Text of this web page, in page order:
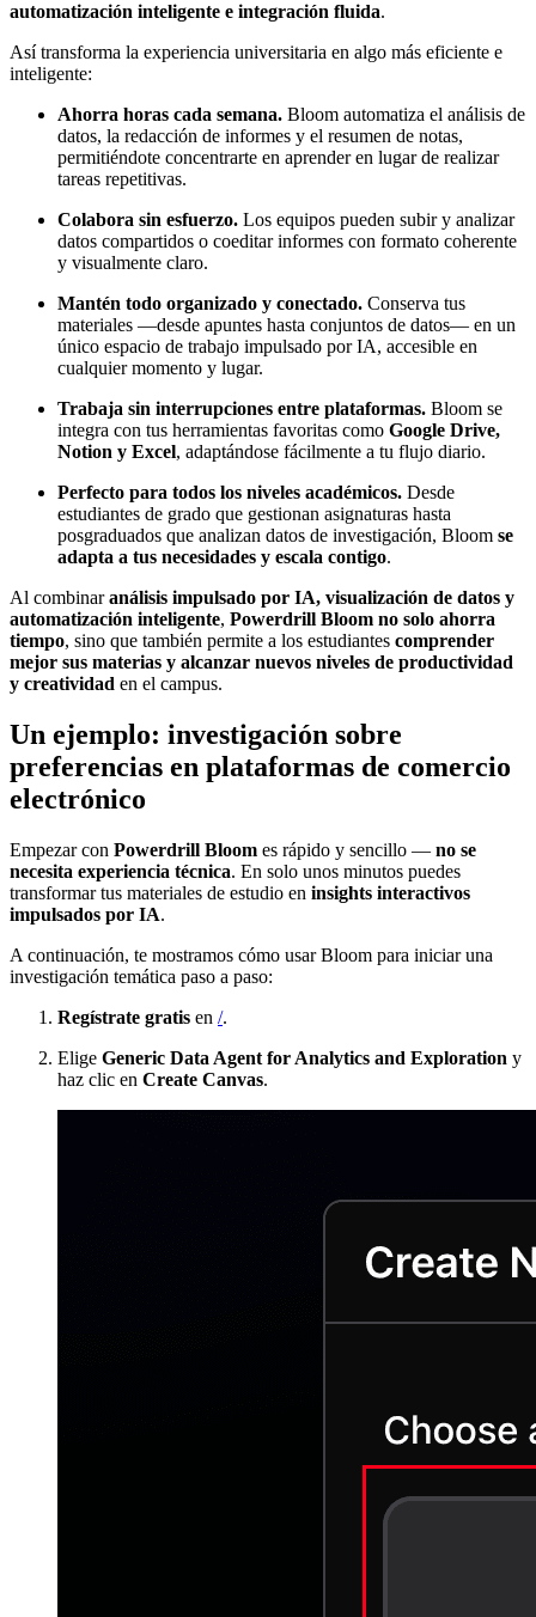
automatización inteligente e integración fluida.
Así transforma la experiencia universitaria en algo más eficiente e
inteligente:
Ahorra horas cada semana. Bloom automatiza el análisis de
datos, la redacción de informes y el resumen de notas,
permitiéndote concentrarte en aprender en lugar de realizar
tareas repetitivas.
Colabora sin esfuerzo. Los equipos pueden subir y analizar
datos compartidos o coeditar informes con formato coherente
y visualmente claro.
Mantén todo organizado y conectado. Conserva tus
materiales —desde apuntes hasta conjuntos de datos— en un
único espacio de trabajo impulsado por IA, accesible en
cualquier momento y lugar.
Trabaja sin interrupciones entre plataformas. Bloom se
integra con tus herramientas favoritas como Google Drive,
Notion y Excel, adaptándose fácilmente a tu flujo diario.
Perfecto para todos los niveles académicos. Desde
estudiantes de grado que gestionan asignaturas hasta
posgraduados que analizan datos de investigación, Bloom se
adapta a tus necesidades y escala contigo.
Al combinaranálisis impulsado por IA, visualización de datos y
automatización inteligente, Powerdrill Bloom no solo ahorra
tiempo, sino que también permite a los estudiantes comprender
mejor sus materias y alcanzar nuevos niveles de productividad
y creatividad en el campus.
Un ejemplo: investigación sobre
preferencias en plataformas de comercio
electrónico
Empezar con Powerdrill Bloom es rápido y sencillo — no se
necesita experiencia técnica. En solo unos minutos puedes
transformar tus materiales de estudio en insights interactivos
impulsados por IA.
A continuación, te mostramos cómo usar Bloom para iniciar una
investigación temática paso a paso:
Regístrate gratis en /.
Elige Generic Data Agent for Analytics and Exploration y
haz clic en Create Canvas.